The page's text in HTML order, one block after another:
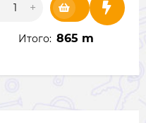
+
Итого: 865 m